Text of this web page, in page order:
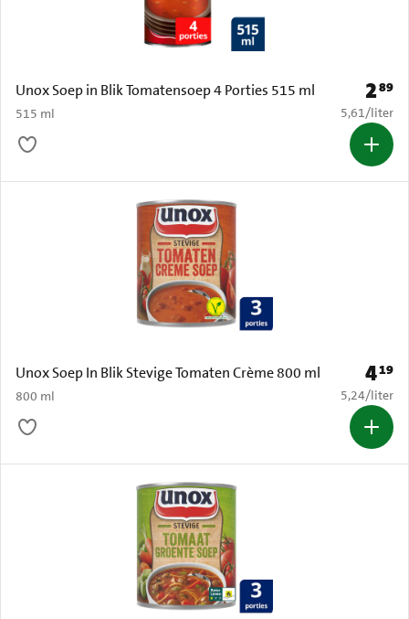
Unox Soep in Blik Tomatensoep 4 Porties 515 ml
515 ml
Prijs:
289
€ 5,61 per
5,61/liter
Unox Soep In Blik Stevige Tomaten Crème 800 ml
800 ml
Prijs:
419
€ 5,24 per
5,24/liter